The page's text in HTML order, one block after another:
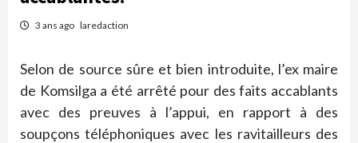
3 ans ago laredaction
Selon de source sûre et bien introduite, l’ex maire
de Komsilga a été arrêté pour des faits accablants
avec des preuves à l’appui, en rapport à des
soupçons téléphoniques avec les ravitailleurs des